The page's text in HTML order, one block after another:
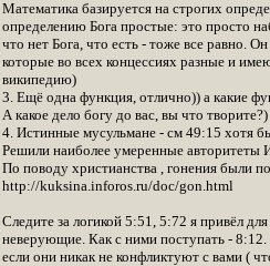
Математика базируется на строгих
определению Бога простые: это просто
что нет Бога, что есть - тоже все равно.
которые во всех концессиях разные и
википедию)
3. Ещё одна функция, отлично)) а какие
А какое дело богу до вас, вы что творите?)
4. Истинные мусульмане - см 49:15 хотя
Решили наиболее умеренные авторитеты
По поводу христианства , гонения были
http://kuksina.inforos.ru/doc/gon.html
Следите за логикой 5:51, 5:72 я привёл
неверующие. Как с ними поступать -
если они никак не конфликтуют с вами (